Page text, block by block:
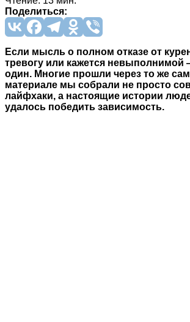
Поделиться:
Если мысль о полном отказе от
тревогу или кажется невыполнимой
один. Многие прошли через то же
материале мы собрали не просто
лайфхаки, а настоящие истории
удалось победить зависимость.